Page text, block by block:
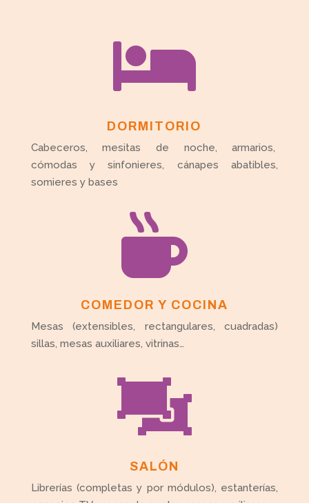

DORMITORIO
Cabeceros, mesitas de noche, armarios,
cómodas y sinfonieres, cánapes abatibles,
somieres y bases

COMEDOR Y COCINA
Mesas (extensibles, rectangulares, cuadradas)
sillas, mesas auxiliares, vitrinas…

SALÓN
Librerías (completas y por módulos), estanterías,